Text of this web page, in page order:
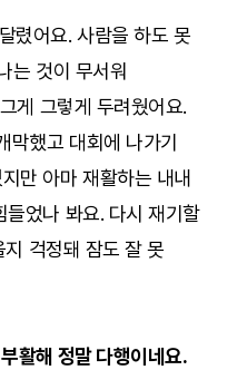
렸어요. 사람을 하도 못
는 것이 무서워
게 그렇게 두려웠어요.
막했고 대회에 나가기
만 아마 재활하는 내내
었나 봐요. 다시 재기할
걱정돼 잠도 잘 못
활해 정말 다행이네요.